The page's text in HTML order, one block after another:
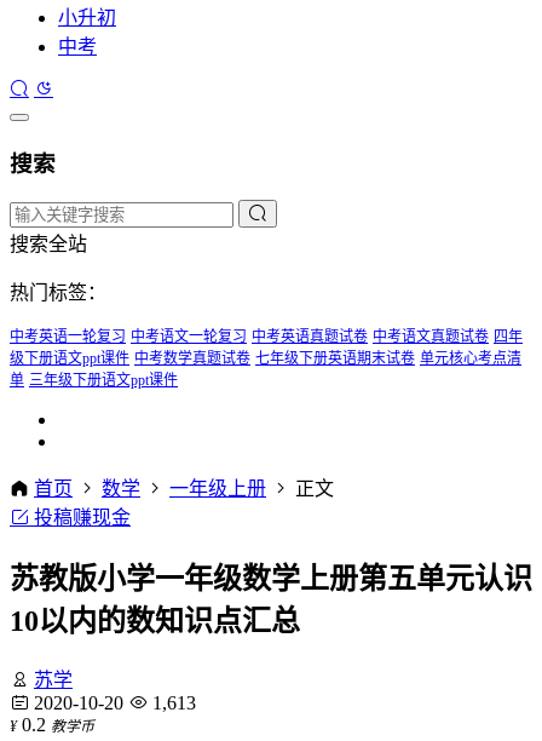
小升初
中考
搜索
搜索全站
热门标签：
中考英语一轮复习 中考语文一轮复习 中考英语真题试卷 中考语文真题试卷 四年
级下册语文ppt课件 中考数学真题试卷 七年级下册英语期末试卷 单元核心考点清
单 三年级下册语文ppt课件
首页 数学 一年级上册
正文
投稿赚现金
苏教版小学一年级数学上册第五单元认识
10以内的数知识点汇总
苏学
2020-10-20
1,613
¥ 0.2 教学币